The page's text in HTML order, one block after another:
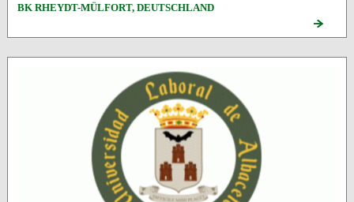
BK RHEYDT-MÜLFORT, DEUTSCHLAND